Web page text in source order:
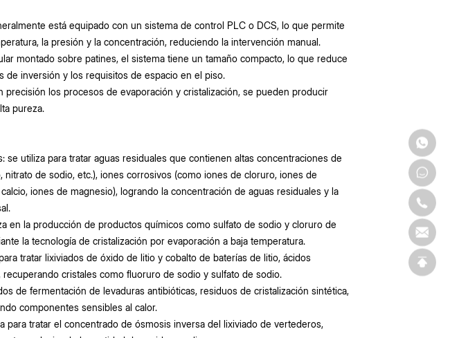
está equipado con un sistema de control PLC o DCS, lo que permite
la presión y la concentración, reduciendo la intervención manual.
montado sobre patines, el sistema tiene un tamaño compacto, lo que reduce
de inversión y los requisitos de espacio en el piso.
precisión los procesos de evaporación y cristalización, se pueden producir
pureza.
se utiliza para tratar aguas residuales que contienen altas concentraciones de
de sodio, etc.), iones corrosivos (como iones de cloruro, iones de
iones de magnesio), logrando la concentración de aguas residuales y la
en la producción de productos químicos como sulfato de sodio y cloruro de
la tecnología de cristalización por evaporación a baja temperatura.
tratar lixiviados de óxido de litio y cobalto de baterías de litio, ácidos
cristales como fluoruro de sodio y sulfato de sodio.
de fermentación de levaduras antibióticas, residuos de cristalización sintética,
componentes sensibles al calor.
para tratar el concentrado de ósmosis inversa del lixiviado de vertederos,